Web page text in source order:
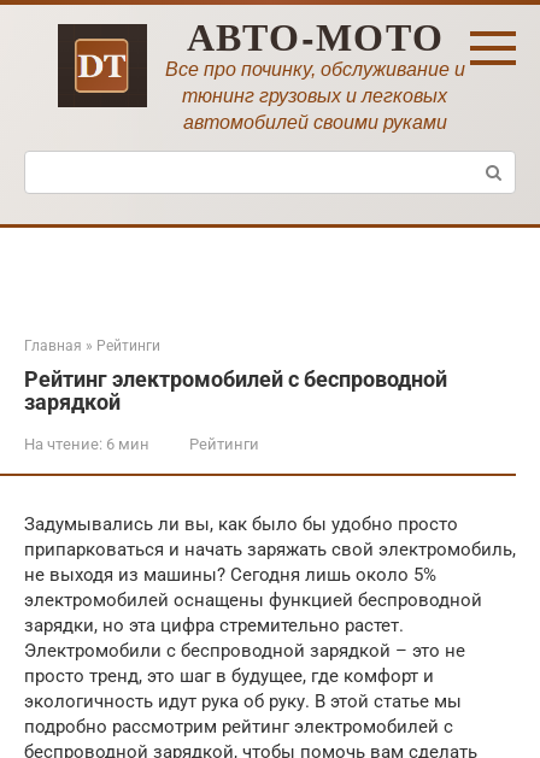
Перейти
АВТО-МОТО
Все про починку, обслуживание и
тюнинг грузовых и легковых
автомобилей своими руками
Поиск:
Главная » Рейтинги
Рейтинг электромобилей с беспроводной
зарядкой
На чтение: 6 мин Рейтинги
Задумывались ли вы, как было бы удобно просто
припарковаться и начать заряжать свой электромобиль,
не выходя из машины? Сегодня лишь около 5%
электромобилей оснащены функцией беспроводной
зарядки, но эта цифра стремительно растет.
Электромобили с беспроводной зарядкой – это не
просто тренд, это шаг в будущее, где комфорт и
экологичность идут рука об руку. В этой статье мы
подробно рассмотрим рейтинг электромобилей с
беспроводной зарядкой, чтобы помочь вам сделать